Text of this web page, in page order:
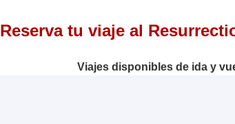
Reserva tu viaje al
Viajes disponibles de ida y